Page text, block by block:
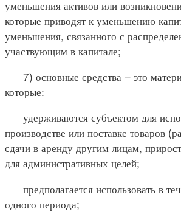
уменьшения активов или
которые приводят к уменьшению
уменьшения, связанного с
участвующим в капитале;
7) основные средства – это
которые:
удерживаются субъектом для
производстве или поставке товаров
сдачи в аренду другим лицам,
для административных целей;
предполагается использовать в
одного периода;